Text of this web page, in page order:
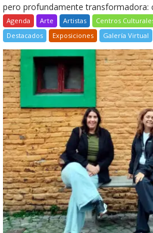
pero profundamente transformadora:
Agenda Arte Artistas Centros
Destacados
Exposiciones Galería Virtual